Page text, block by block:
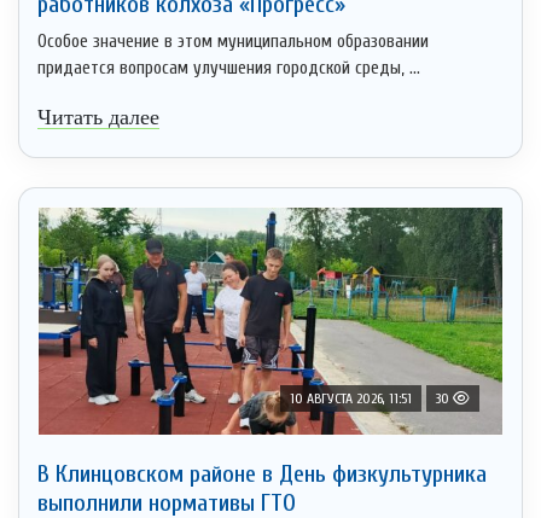
Особое значение в этом муниципальном образовании
придается вопросам улучшения городской среды, ...
Читать далее
10 АВГУСТА 2026, 11:51 30
В Клинцовском районе в День физкультурника
выполнили нормативы ГТО